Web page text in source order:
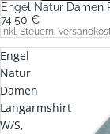
Engel Natur Damen
74,50 €
Inkl. Steuern.
Engel
Natur
Damen
Langarmshirt
W/S,